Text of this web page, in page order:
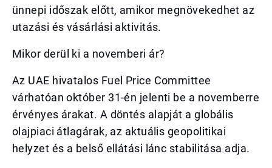
ünnepi időszak előtt, amikor megnövekedhet az
utazási és vásárlási aktivitás.
Mikor derül ki a novemberi ár?
Az UAE hivatalos Fuel Price Committee
várhatóan október 31-én jelenti be a novemberre
érvényes árakat. A döntés alapját a globális
olajpiaci átlagárak, az aktuális geopolitikai
helyzet és a belső ellátási lánc stabilitása adja.